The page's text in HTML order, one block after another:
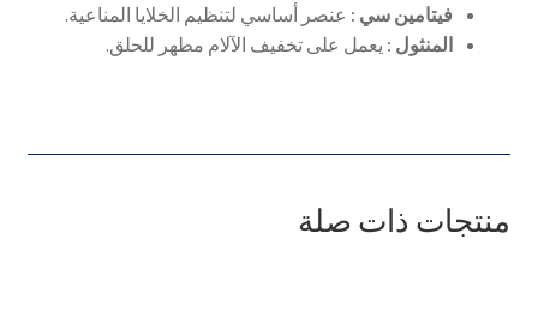
فيتامين سي : عنصر أساسي لتنظيم الخلايا المناعية.
المنثول : يعمل على تخفيف الآلام مطهر للحلق.
منتجات ذات صلة